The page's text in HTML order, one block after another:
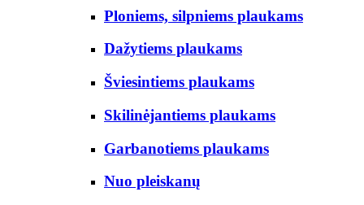
Ploniems, silpniems plaukams
Dažytiems plaukams
Šviesintiems plaukams
Skilinėjantiems plaukams
Garbanotiems plaukams
Nuo pleiskanų